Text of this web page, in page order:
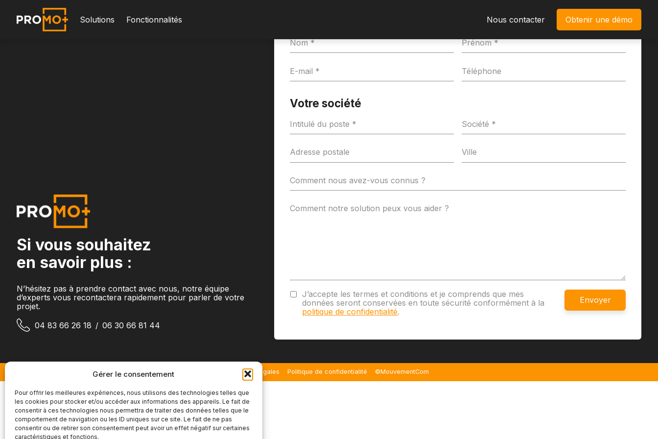
Gérer le consentement
Pour offrir les meilleures expériences, nous utilisons des technologies telles que
les cookies pour stocker et/ou accéder aux informations des appareils. Le fait de
consentir à ces technologies nous permettra de traiter des données telles que le
comportement de navigation ou les ID uniques sur ce site. Le fait de ne pas
consentir ou de retirer son consentement peut avoir un effet négatif sur certaines
caractéristiques et fonctions.
Solutions Fonctionnalités Nous contacter Obtenir une démo
Si vous souhaitez
en savoir plus :
N’hésitez pas à prendre contact avec nous, notre équipe
d’experts vous recontactera rapidement pour parler de votre
projet.
04 83 66 26 18 / 06 30 66 81 44
Votre société
J’accepte les termes et conditions et je comprends que mes
données seront conservées en toute sécurité conformément à la
politique de confidentialité.
Mentions légales Politique de confidentialité ©MouvementCom